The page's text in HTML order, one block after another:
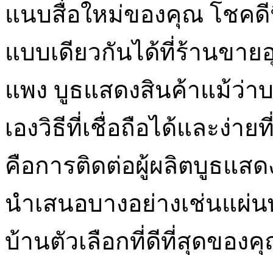
แนบสื่อใหม่ของคุณ โชค
แบบเดียวกันได้ที่ร้านขา
แพง บูธแสดงสินค้าแม้ว่า
เองวิธีที่เชื่อถือได้และง่า
คือการติดต่อผู้ผลิตบูธแส
นำเสนอบางอย่างเช่นแผ่
บ้านตัวเลือกที่ดีที่สุดของ